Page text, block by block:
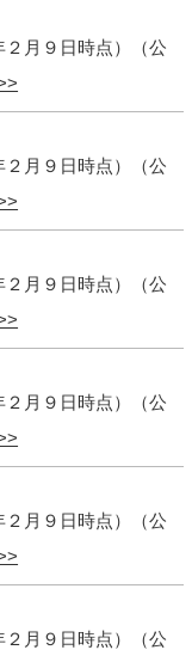
月９日時点）（公
月９日時点）（公
月９日時点）（公
月９日時点）（公
月９日時点）（公
月９日時点）（公